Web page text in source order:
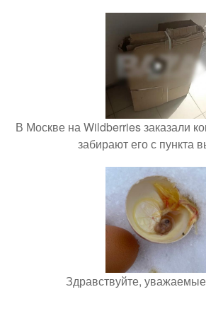
В Москве на Wildberries заказали
забирают его с пункта
Здравствуйте, уважаемые